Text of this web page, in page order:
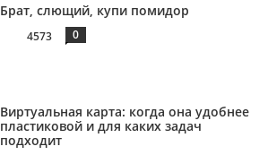
Брат, слющий, купи помидор
4573 0
Виртуальная карта: когда она удобнее
пластиковой и для каких задач
подходит